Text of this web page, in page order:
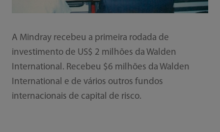
A Mindray recebeu a primeira rodada de
investimento de US$ 2 milhões da Walden
International. Recebeu $6 milhões da Walden
International e de vários outros fundos
internacionais de capital de risco.